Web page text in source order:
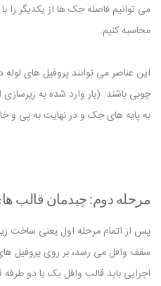
می توانیم فاصله جک ها از یکدیگر را
محاسبه کنیم.
این عناصر می توانند پروفیل های
چوبی باشند. (بار وارد شده به
به پایه های جک و در نهایت به پی و
مرحله دوم: چیدمان قالب
پس از اتمام مرحله اول یعنی ساخت
سقف وافل می رسد، بر روی پروفیل
اجرایی باید قالب وافل یک یا دو